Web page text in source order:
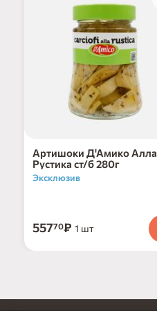
Артишоки Д'Амико Алла
Рустика ст/б 280г
Эксклюзив
55770₽ 1 шт